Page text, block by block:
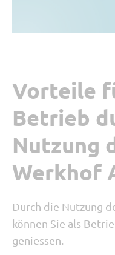
Vorteile
Betrieb
Nutzung
Werkhof
Durch die Nutzung
können Sie als
geniessen.